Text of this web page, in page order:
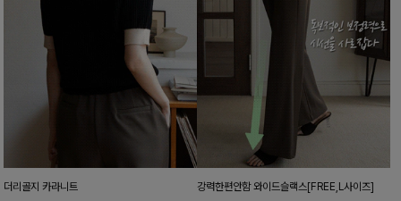
더리골지 카라니트 강력한편안함 와이드슬랙스[FREE,L사이즈]